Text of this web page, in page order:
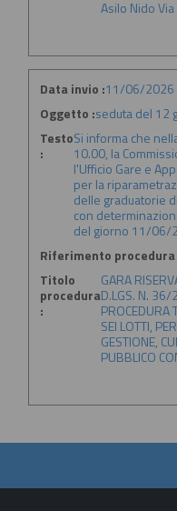
Asilo Nido Via
Data invio :11/06/2026
Oggetto :seduta del 12
Testo
:
Si informa che
10.00, la
l'Ufficio Gare e
per la
delle graduatorie
con
del giorno 11/06/
Riferimento procedura
Titolo
procedura
:
GARA
D.LGS. N. 36/
PROCEDURA
SEI LOTTI,
GESTIONE,
PUBBLICO